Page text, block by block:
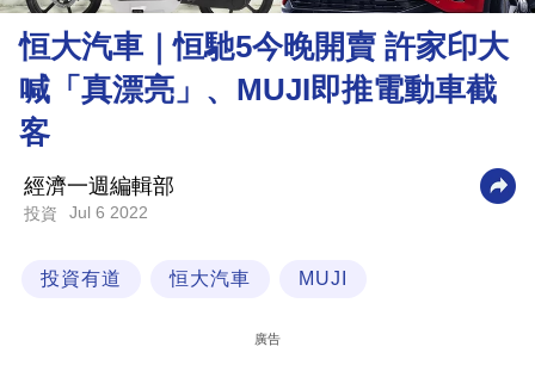
理
商
科
恒大汽車｜恒馳5今晚開賣 許家印大
喊「真漂亮」、MUJI即推電動車截
客
經濟一週編輯部
投資 Jul 6 2022
投資有道 恒大汽車 MUJI
廣告